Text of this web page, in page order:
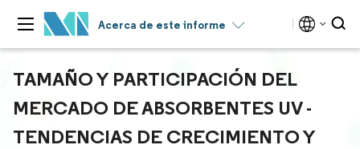
Acerca de este informe
TAMAÑO Y PARTICIPACIÓN DEL
MERCADO DE ABSORBENTES UV -
TENDENCIAS DE CRECIMIENTO Y